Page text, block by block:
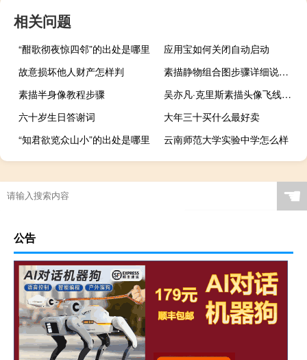
相关问题
“酣歌彻夜惊四邻”的出处是哪里
应用宝如何关闭自动启动
故意损坏他人财产怎样判
素描静物组合图步骤详细说明素描静物基础教程
素描半身像教程步骤
吴亦凡·克里斯素描头像飞线涂鸦——视频绘画过程
六十岁生日答谢词
大年三十买什么最好卖
“知君欲览众山小”的出处是哪里
云南师范大学实验中学怎么样
☚
公告